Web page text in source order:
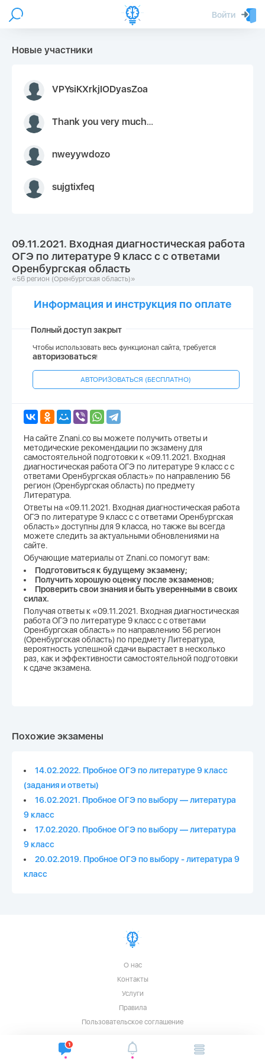
Войти
Новые участники
VPYsiKXrkjIODyasZoa
Thank you very much for your inquiry We appreciate you 9126052 https://youtube.com faceapple !
nweyywdozo
sujgtixfeq
09.11.2021. Входная диагностическая работа
ОГЭ по литературе 9 класс с с ответами
Оренбургская область
«56 регион (Оренбургская область)»
Информация и инструкция по оплате
Полный доступ закрыт
Чтобы использовать весь функционал сайта, требуется
авторизоваться!
АВТОРИЗОВАТЬСЯ (БЕСПЛАТНО)
На сайте Znani.co вы можете получить ответы и
методические рекомендации по экзамену для
самостоятельной подготовки к «09.11.2021. Входная
диагностическая работа ОГЭ по литературе 9 класс с с
ответами Оренбургская область» по направлению 56
регион (Оренбургская область) по предмету
Литература.
Ответы на «09.11.2021. Входная диагностическая работа
ОГЭ по литературе 9 класс с с ответами Оренбургская
область» доступны для 9 класса, но также вы всегда
можете следить за актуальными обновлениями на
сайте.
Обучающие материалы от Znani.co помогут вам:
Подготовиться к будущему экзамену;
Получить хорошую оценку после экзаменов;
Проверить свои знания и быть уверенными в своих
силах.
Получая ответы к «09.11.2021. Входная диагностическая
работа ОГЭ по литературе 9 класс с с ответами
Оренбургская область» по направлению 56 регион
(Оренбургская область) по предмету Литература,
вероятность успешной сдачи вырастает в несколько
раз, как и эффективности самостоятельной подготовки
к сдаче экзамена.
Похожие экзамены
14.02.2022. Пробное ОГЭ по литературе 9 класс
(задания и ответы)
16.02.2021. Пробное ОГЭ по выбору — литература
9 класс
17.02.2020. Пробное ОГЭ по выбору — литература
9 класс
20.02.2019. Пробное ОГЭ по выбору - литература 9
класс
О нас
Контакты
Услуги
Правила
Пользовательское соглашение